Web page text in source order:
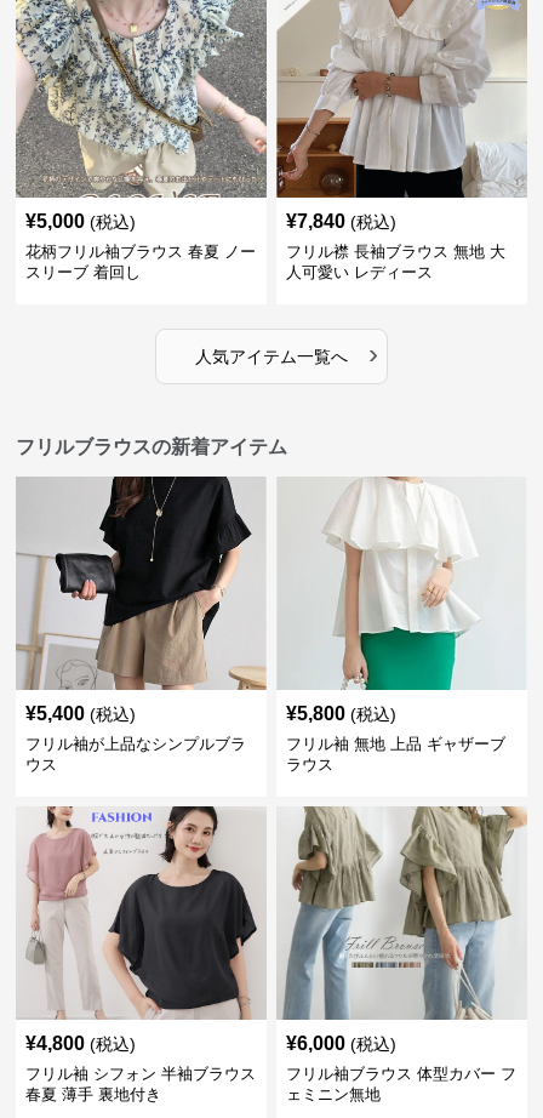
¥5,000 (税込)
花柄フリル袖ブラウス 春夏 ノー
スリーブ 着回し
¥7,840 (税込)
フリル襟 長袖ブラウス 無地 大
人可愛い レディース
人気アイテム一覧へ ›
フリルブラウスの新着アイテム
¥5,400 (税込)
フリル袖が上品なシンプルブラ
ウス
¥5,800 (税込)
フリル袖 無地 上品 ギャザーブ
ラウス
¥4,800 (税込)
フリル袖 シフォン 半袖ブラウス
春夏 薄手 裏地付き
¥6,000 (税込)
フリル袖ブラウス 体型カバー フ
ェミニン無地